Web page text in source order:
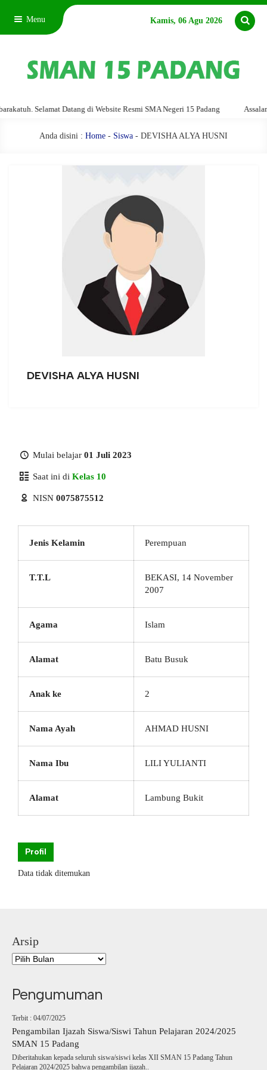
Menu Kamis, 06 Agu 2026
Selamat Datang di Website Resmi SMA Negeri 15 Padang
Anda disini : Home - Siswa - DEVISHA ALYA HUSNI
DEVISHA ALYA HUSNI
Mulai belajar 01 Juli 2023
Saat ini di Kelas 10
NISN 0075875512
Jenis Kelamin Perempuan
T.T.L
BEKASI, 14 November
2007
Agama Islam
Alamat Batu Busuk
Anak ke 2
Nama Ayah AHMAD HUSNI
Nama Ibu LILI YULIANTI
Alamat Lambung Bukit
Profil
Data tidak ditemukan
Arsip
Pengumuman
Terbit : 04/07/2025
Pengambilan Ijazah Siswa/Siswi Tahun Pelajaran 2024/2025
SMAN 15 Padang
Diberitahukan kepada seluruh siswa/siswi kelas XII SMAN 15 Padang Tahun
Pelajaran 2024/2025 bahwa pengambilan ijazah..